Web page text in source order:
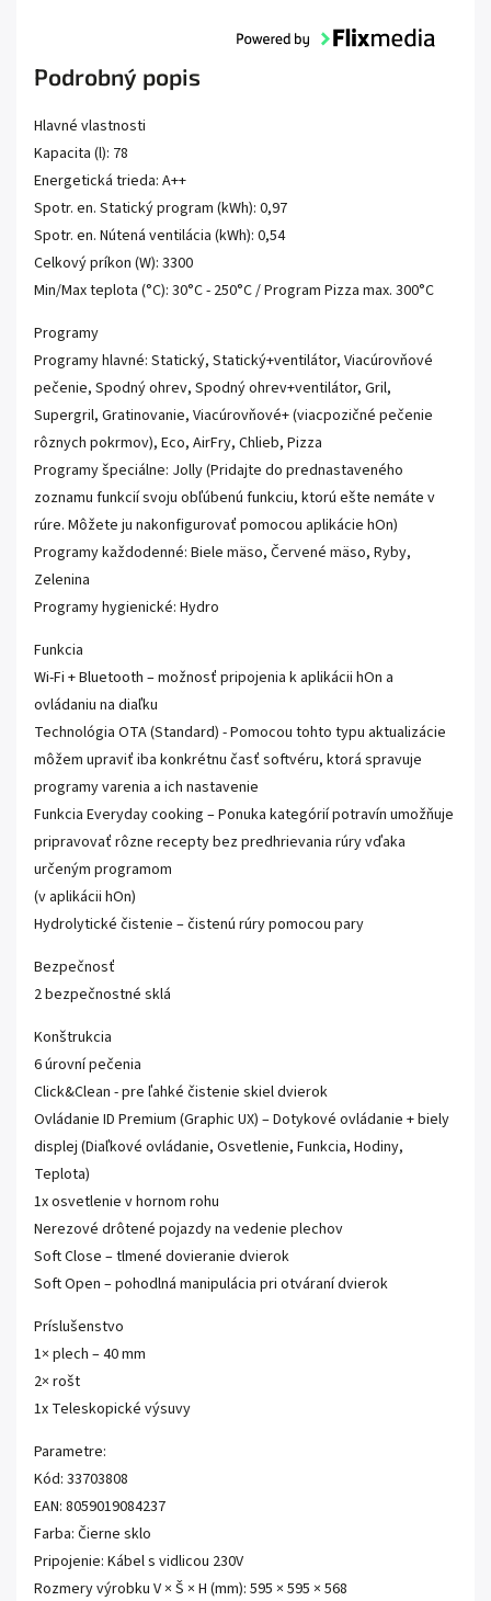
Podrobný popis
Hlavné vlastnosti
Kapacita (l): 78
Energetická trieda: A++
Spotr. en. Statický program (kWh): 0,97
Spotr. en. Nútená ventilácia (kWh): 0,54
Celkový príkon (W): 3300
Min/Max teplota (°C): 30°C - 250°C / Program Pizza max. 300°C
Programy
Programy hlavné: Statický, Statický+ventilátor, Viacúrovňové
pečenie, Spodný ohrev, Spodný ohrev+ventilátor, Gril,
Supergril, Gratinovanie, Viacúrovňové+ (viacpozičné pečenie
rôznych pokrmov), Eco, AirFry, Chlieb, Pizza
Programy špeciálne: Jolly (Pridajte do prednastaveného
zoznamu funkcií svoju obľúbenú funkciu, ktorú ešte nemáte v
rúre. Môžete ju nakonfigurovať pomocou aplikácie hOn)
Programy každodenné: Biele mäso, Červené mäso, Ryby,
Zelenina
Programy hygienické: Hydro
Funkcia
Wi-Fi + Bluetooth – možnosť pripojenia k aplikácii hOn a
ovládaniu na diaľku
Technológia OTA (Standard) - Pomocou tohto typu aktualizácie
môžem upraviť iba konkrétnu časť softvéru, ktorá spravuje
programy varenia a ich nastavenie
Funkcia Everyday cooking – Ponuka kategórií potravín umožňuje
pripravovať rôzne recepty bez predhrievania rúry vďaka
určeným programom
(v aplikácii hOn)
Hydrolytické čistenie – čistenú rúry pomocou pary
Bezpečnosť
2 bezpečnostné sklá
Konštrukcia
6 úrovní pečenia
Click&Clean - pre ľahké čistenie skiel dvierok
Ovládanie ID Premium (Graphic UX) – Dotykové ovládanie + biely
displej (Diaľkové ovládanie, Osvetlenie, Funkcia, Hodiny,
Teplota)
1x osvetlenie v hornom rohu
Nerezové drôtené pojazdy na vedenie plechov
Soft Close – tlmené dovieranie dvierok
Soft Open – pohodlná manipulácia pri otváraní dvierok
Príslušenstvo
1× plech – 40 mm
2× rošt
1x Teleskopické výsuvy
Parametre:
Kód: 33703808
EAN: 8059019084237
Farba: Čierne sklo
Pripojenie: Kábel s vidlicou 230V
Rozmery výrobku V × Š × H (mm): 595 × 595 × 568